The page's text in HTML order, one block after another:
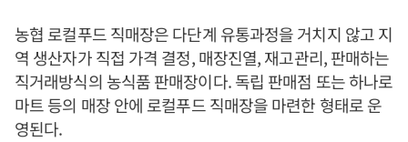
농협 로컬푸드 직매장은 다단계 유통과정을 거치지 않고 지
역 생산자가 직접 가격 결정, 매장진열, 재고관리, 판매하는
직거래방식의 농식품 판매장이다. 독립 판매점 또는 하나로
마트 등의 매장 안에 로컬푸드 직매장을 마련한 형태로 운
영된다.